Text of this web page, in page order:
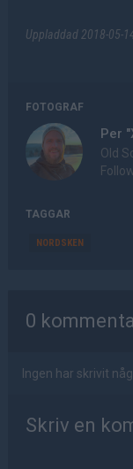
Uppladdad 2018-05-
FOTOGRAF
Per
Old
TAGGAR
NORDSKEN
0
Ingen har skrivit
Skriv en